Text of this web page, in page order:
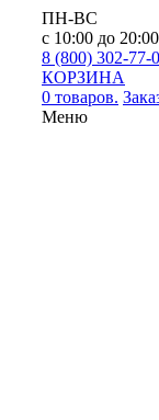
ПН-ВС
с 10:00 до 20:00
8 (800) 302-77-
КОРЗИНА
0 товаров.
Меню